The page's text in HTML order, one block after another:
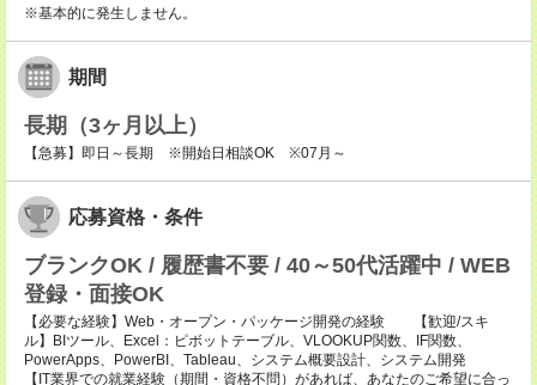
※基本的に発生しません。
期間
長期（3ヶ月以上）
【急募】即日～長期 ※開始日相談OK ※07月～
応募資格・条件
ブランクOK / 履歴書不要 / 40～50代活躍中 / WEB
登録・面接OK
【必要な経験】Web・オープン・パッケージ開発の経験 【歓迎/スキ
ル】BIツール、Excel：ピボットテーブル、VLOOKUP関数、IF関数、
PowerApps、PowerBI、Tableau、システム概要設計、システム開発
【IT業界での就業経験（期間・資格不問）があれば、あなたのご希望に合っ